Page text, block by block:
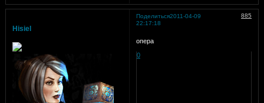
Поделиться 885
2011-04-09
22:17:18
Hisiel
опера
0